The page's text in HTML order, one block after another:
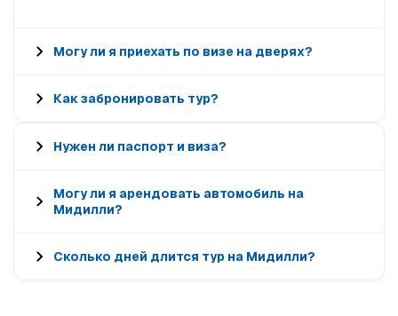
Могу ли я приехать по визе на дверях?
Как забронировать тур?
Нужен ли паспорт и виза?
Могу ли я арендовать автомобиль на
Мидилли?
Сколько дней длится тур на Мидилли?